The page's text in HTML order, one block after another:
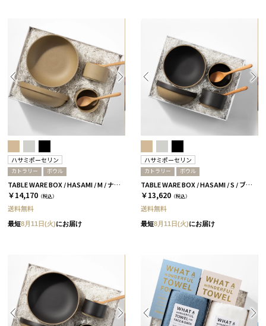
ハサミポーセリン
カトラリー ボウル
TABLE WARE BOX / HASAMI / M / ナチュラル［ハサミポーセリン］
￥14,170 （税込）
送料無料
最短8月11日(火)にお届け
ハサミポーセリン
カトラリー ボウル
TABLE WARE BOX / HASAMI / S / ブラック［ハサミポーセリン］
￥13,620 （税込）
送料無料
最短8月11日(火)にお届け